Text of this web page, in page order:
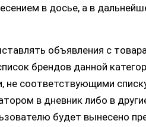
в досье, а в
объявления с
брендов данной
не соответствующими
в дневник либо в
будет вынесено